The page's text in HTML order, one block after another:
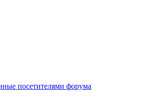
посетителями форума